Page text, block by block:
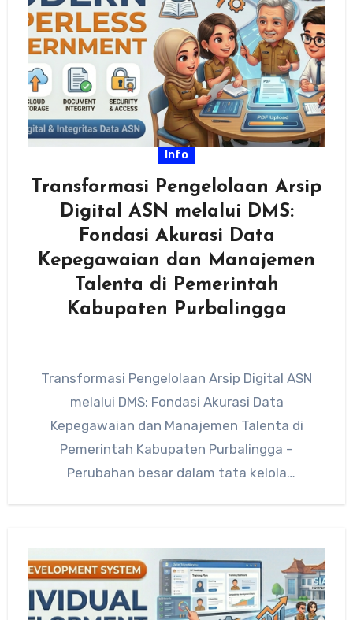
Info
Transformasi Pengelolaan Arsip
Digital ASN melalui DMS:
Fondasi Akurasi Data
Kepegawaian dan Manajemen
Talenta di Pemerintah
Kabupaten Purbalingga
Transformasi Pengelolaan Arsip Digital ASN
melalui DMS: Fondasi Akurasi Data
Kepegawaian dan Manajemen Talenta di
Pemerintah Kabupaten Purbalingga –
Perubahan besar dalam tata kelola